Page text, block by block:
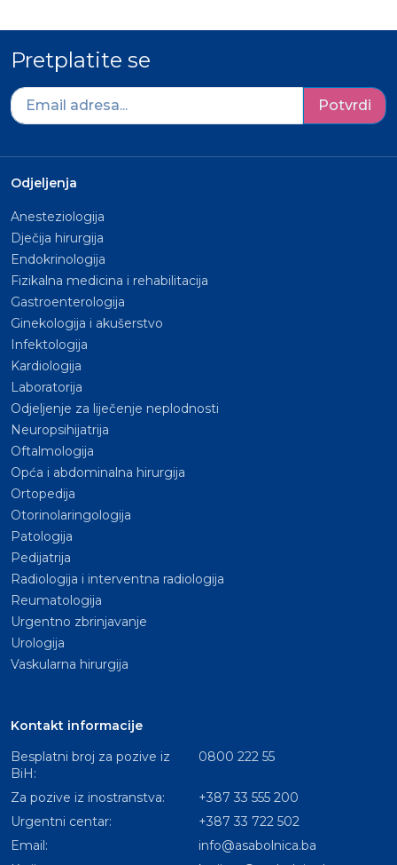
Pretplatite se
Potvrdi
Odjeljenja
Anesteziologija
Dječija hirurgija
Endokrinologija
Fizikalna medicina i rehabilitacija
Gastroenterologija
Ginekologija i akušerstvo
Infektologija
Kardiologija
Laboratorija
Odjeljenje za liječenje neplodnosti
Neuropsihijatrija
Oftalmologija
Opća i abdominalna hirurgija
Ortopedija
Otorinolaringologija
Patologija
Pedijatrija
Radiologija i interventna radiologija
Reumatologija
Urgentno zbrinjavanje
Urologija
Vaskularna hirurgija
Kontakt informacije
Besplatni broj za pozive iz
BiH:
0800 222 55
Za pozive iz inostranstva:
+387 33 555 200
Urgentni centar:
+387 33 722 502
Email:
info@asabolnica.ba